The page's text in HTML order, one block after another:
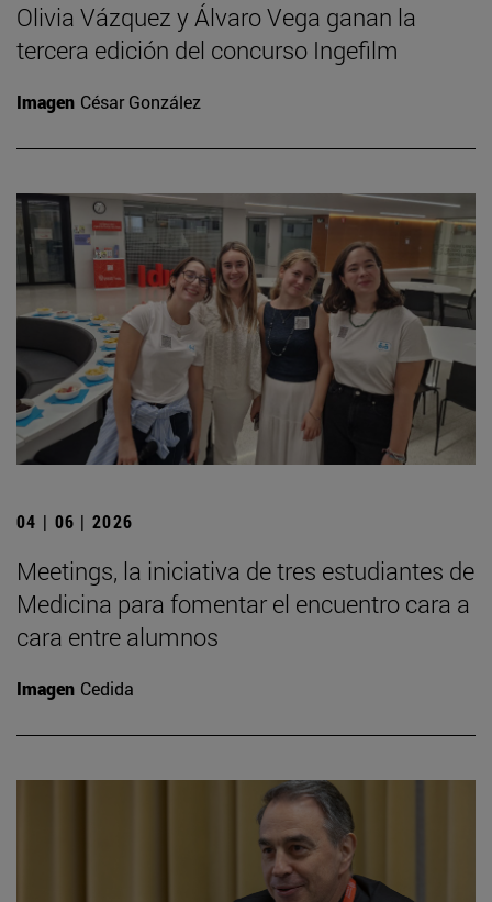
Olivia Vázquez y Álvaro Vega ganan la
tercera edición del concurso Ingefilm
Imagen César González
04 | 06 | 2026
Meetings, la iniciativa de tres estudiantes de
Medicina para fomentar el encuentro cara a
cara entre alumnos
Imagen Cedida